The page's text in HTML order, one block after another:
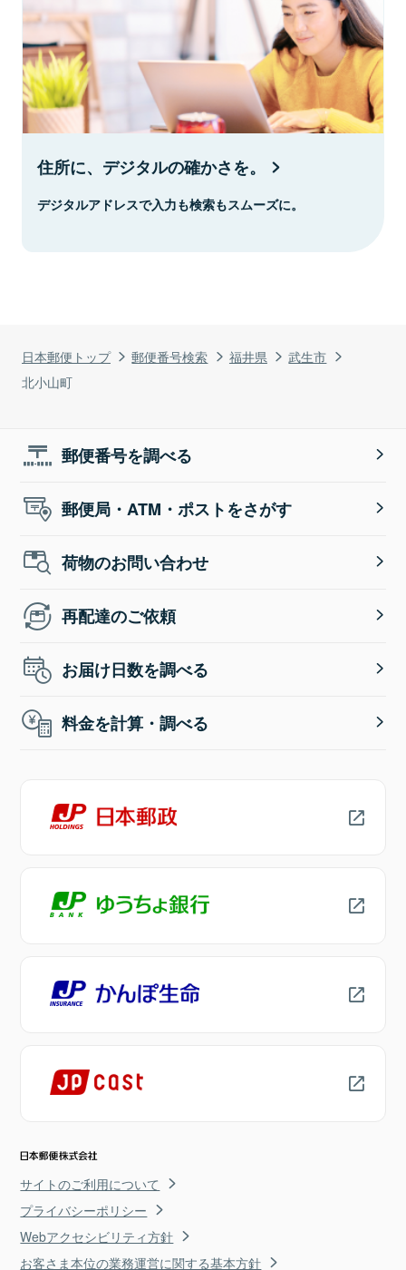
日本郵便トップ 郵便番号検索 福井県
武生市
北小山町
住所に、デジタルの確かさを。
デジタルアドレスで入力も検索もスムーズに。
郵便番号を調べる
郵便局・ATM・ポストをさがす
荷物のお問い合わせ
再配達のご依頼
お届け日数を調べる
料金を計算・調べる
サイトのご利用について
プライバシーポリシー
Webアクセシビリティ方針
お客さま本位の業務運営に関する基本方針